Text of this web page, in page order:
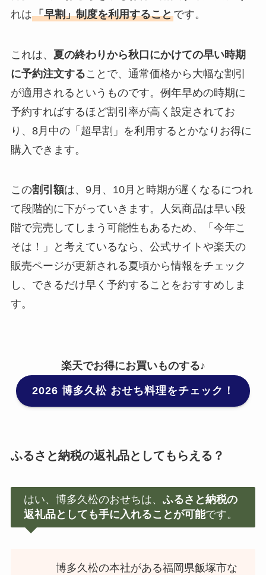
れは「早割」制度を利用することです。
これは、 夏の終わりから秋口にかけての早い時期
に予約注文することで、通常価格から大幅な割引
が適用されるというものです。例年早めの時期に
予約すればするほど割引率が高く設定されてお
り、8月中の「超早割」を利用するとかなりお得に
購入できます。
この割引額は、9月、10月と時期が遅くなるにつれ
て段階的に下がっていきます。人気商品は早い段
階で完売してしまう可能性もあるため、「今年こ
そは！」と考えているなら、公式サイトや楽天の
販売ページが更新される夏頃から情報をチェック
し、できるだけ早く予約することをおすすめしま
す。
楽天でお得にお買いものする♪
2026 博多久松 おせち料理 をチェック！
ふるさと納税の返礼品としてもらえる？
はい、博多久松のおせちは、ふるさと納税の
返礼品としても手に入れることが可能です。
博多久松の本社がある福岡県飯塚市な